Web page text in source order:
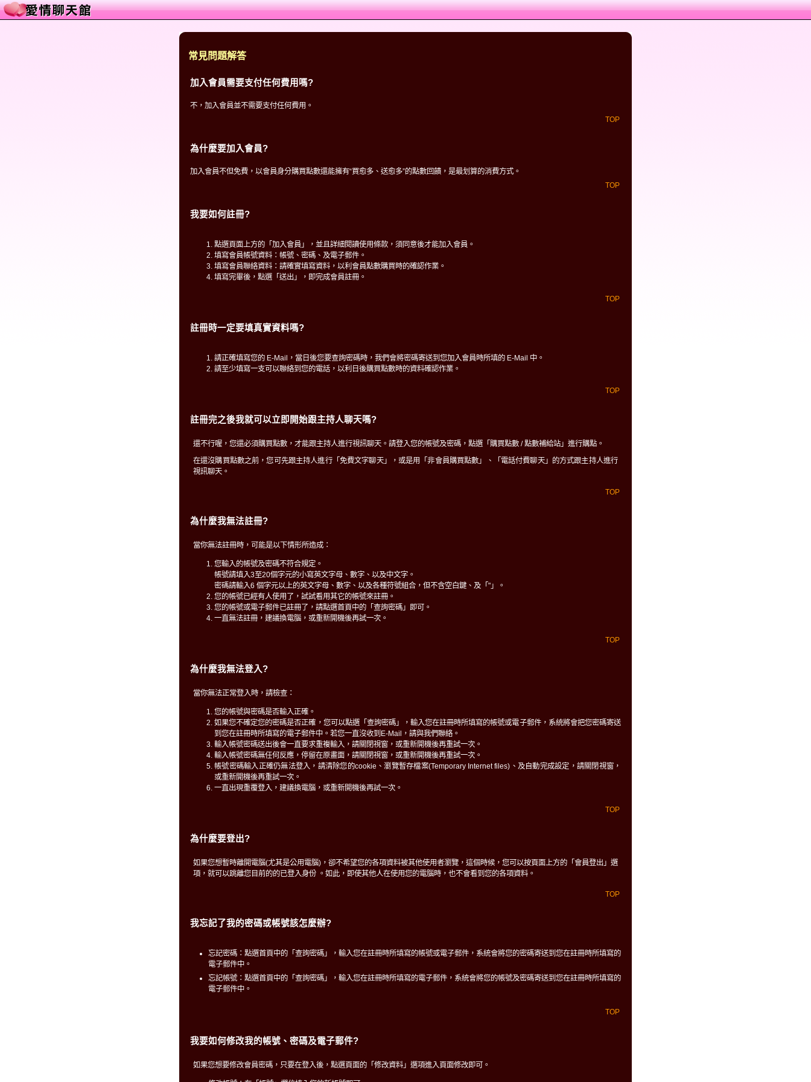
常見問題解答
加入會員需要支付任何費用嗎?
不，加入會員並不需要支付任何費用。
TOP
為什麼要加入會員?
加入會員不但免費，以會員身分購買點數還能擁有“買愈多、送愈多”的點數回饋，是最划算的消費方式。
TOP
我要如何註冊?
點選頁面上方的「加入會員」，並且詳細閱讀使用條款，須同意後才能加入會員。
填寫會員帳號資料：帳號、密碼、及電子郵件。
填寫會員聯絡資料：請確實填寫資料，以利會員點數購買時的確認作業。
填寫完畢後，點選「送出」，即完成會員註冊。
TOP
註冊時一定要填真實資料嗎?
請正確填寫您的 E-Mail，當日後您要查詢密碼時，我們會將密碼寄送到您加入會員時所填的 E-Mail 中。
請至少填寫一支可以聯絡到您的電話，以利日後購買點數時的資料確認作業。
TOP
註冊完之後我就可以立即開始跟主持人聊天嗎?
還不行喔，您還必須購買點數，才能跟主持人進行視訊聊天。請登入您的帳號及密碼，點選「購買點數 / 點數補給站」進行購點。
在還沒購買點數之前，您可先跟主持人進行「免費文字聊天」，或是用「非會員購買點數」、「電話付費聊天」的方式跟主持人進行
視訊聊天。
TOP
為什麼我無法註冊?
當你無法註冊時，可能是以下情形所造成：
您輸入的帳號及密碼不符合規定。
帳號請填入3至20個字元的小寫英文字母、數字、以及中文字。
密碼請輸入6 個字元以上的英文字母、數字、以及各種符號組合，但不含空白鍵、及「"」。
您的帳號已經有人使用了，試試看用其它的帳號來註冊。
您的帳號或電子郵件已註冊了，請點選首頁中的「查詢密碼」即可。
一直無法註冊，建議換電腦，或重新開機後再試一次。
TOP
為什麼我無法登入?
當你無法正常登入時，請檢查：
您的帳號與密碼是否輸入正確。
如果您不確定您的密碼是否正確，您可以點選「查詢密碼」，輸入您在註冊時所填寫的帳號或電子郵件，系統將會把您密碼寄送
到您在註冊時所填寫的電子郵件中。若您一直沒收到E-Mail，請與我們聯絡。
輸入帳號密碼送出後會一直要求重複輸入，請關閉視窗，或重新開機後再重試一次。
輸入帳號密碼無任何反應，停留在原畫面，請關閉視窗，或重新開機後再重試一次。
帳號密碼輸入正確仍無法登入，請清除您的cookie、瀏覽暫存檔案(Temporary Internet files)、及自動完成設定，請關閉視窗，
或重新開機後再重試一次。
一直出現重覆登入，建議換電腦，或重新開機後再試一次。
TOP
為什麼要登出?
如果您想暫時離開電腦(尤其是公用電腦)，卻不希望您的各項資料被其他使用者瀏覽，這個時候，您可以按頁面上方的「會員登出」選
項，就可以跳離您目前的的已登入身份 。如此，即使其他人在使用您的電腦時，也不會看到您的各項資料。
TOP
我忘記了我的密碼或帳號該怎麼辦?
忘記密碼：點選首頁中的「查詢密碼」，輸入您在註冊時所填寫的帳號或電子郵件，系統會將您的密碼寄送到您在註冊時所填寫的
電子郵件中。
忘記帳號：點選首頁中的「查詢密碼」，輸入您在註冊時所填寫的電子郵件，系統會將您的帳號及密碼寄送到您在註冊時所填寫的
電子郵件中。
TOP
我要如何修改我的帳號、密碼及電子郵件?
如果您想要修改會員密碼，只要在登入後，點選頁面的「修改資料」選項進入頁面修改即可。